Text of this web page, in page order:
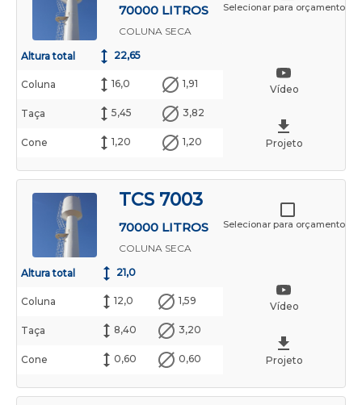
70000 LITROS
COLUNA SECA
Vídeo
Projeto
Altura total 22,65
Coluna 16,0 1,91
Taça 5,45 3,82
Cone 1,20 1,20
Selecionar para orçamento
TCS 7003
70000 LITROS
COLUNA SECA
Vídeo
Projeto
Altura total 21,0
Coluna 12,0 1,59
Taça 8,40 3,20
Cone 0,60 0,60
Selecionar para orçamento